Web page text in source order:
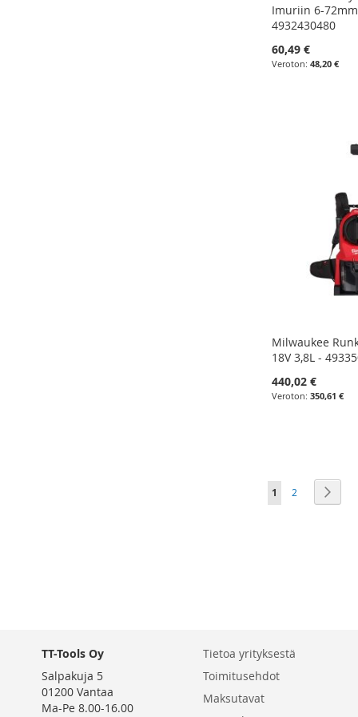
Imuriin 6-
4932430480
60,49 €
48,20 €
Milwaukee
18V 3,8L -
440,02 €
350,61 €
Sivu
You're currently
1 Sivu
2
TT-Tools Oy
Salpakuja 5
01200 Vantaa
Ma-Pe 8.00-16.00
Tietoa yrityksestä
Toimitusehdot
Maksutavat